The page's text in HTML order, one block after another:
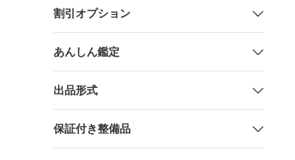
割引オプション
あんしん鑑定
出品形式
保証付き整備品